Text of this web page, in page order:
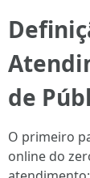
de
O primeiro
online do